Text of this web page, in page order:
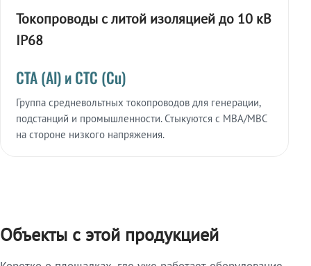
Токопроводы с литой изоляцией до 10 кВ
IP68
СТА (Al) и СТС (Cu)
Группа средневольтных токопроводов для генерации,
подстанций и промышленности. Стыкуются с МВА/МВС
на стороне низкого напряжения.
Объекты с этой продукцией